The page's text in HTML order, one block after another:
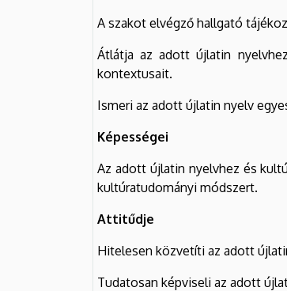
A szakot elvégző hallgató
Átlátja az adott újlatin
kontextusait.
Ismeri az adott újlatin nyelv
Képességei
Az adott újlatin nyelvhez és
kultúratudományi módszert.
Attitűdje
Hitelesen közvetíti az adott
Tudatosan képviseli az adott